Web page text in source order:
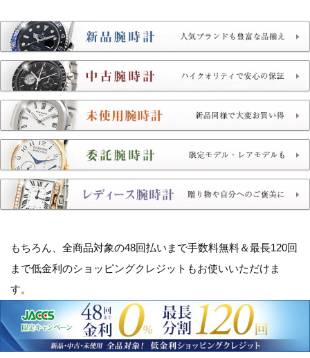
もちろん、全商品対象の48回払いまで手数料無料＆最長120回
まで低金利のショッピングクレジット もお使いいただけま
す。